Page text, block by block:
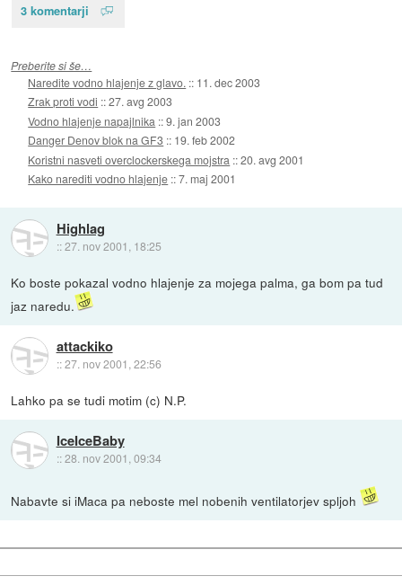
3 komentarji
Preberite si še…
Naredite vodno hlajenje z glavo. :: 11. dec 2003
Zrak proti vodi ::27. avg 2003
Vodno hlajenje napajlnika ::9. jan 2003
Danger Denov blok na GF3 :: 19. feb 2002
Koristni nasveti overclockerskega mojstra ::20. avg 2001
Kako narediti vodno hlajenje ::7. maj 2001
Highlag
::27. nov 2001, 18:25
Ko boste pokazal vodno hlajenje za mojega palma, ga bom pa tud
jaz naredu.
attackiko
::27. nov 2001, 22:56
Lahko pa se tudi motim (c) N.P.
IceIceBaby
::28. nov 2001, 09:34
Nabavte si iMaca pa neboste mel nobenih ventilatorjev spljoh